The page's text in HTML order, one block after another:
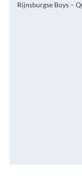
Rijnsburgse Boys –